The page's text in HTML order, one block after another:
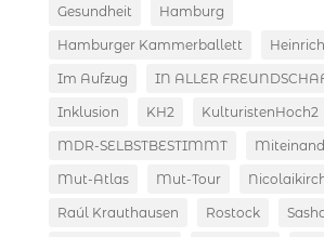
Gesundheit Hamburg
Hamburger Kammerballett
Im Aufzug IN ALLER
Inklusion KH2 KulturistenHoch2
MDR-SELBSTBESTIMMT
Mut-Atlas Mut-Tour
Raúl Krauthausen Rostock